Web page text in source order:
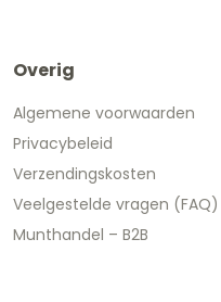
Overig
Algemene voorwaarden
Privacybeleid
Verzendingskosten
Veelgestelde vragen (FAQ)
Munthandel – B2B